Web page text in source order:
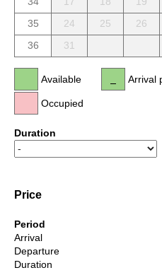
35
24 25 26
36
31
Available
Occupied
Arrival
Duration
Price
Period
Arrival
Departure
Duration